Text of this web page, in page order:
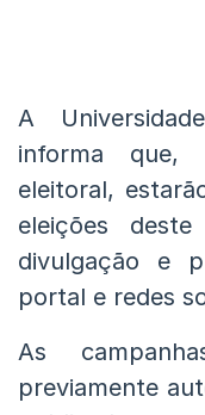
A
informa que,
eleitoral,
eleições
divulgação e
portal e redes
As
previamente